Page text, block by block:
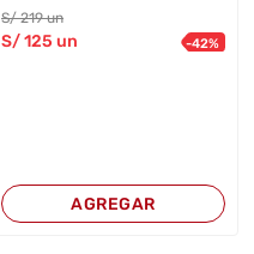
S/219 un
S/125 un -42%
AGREGAR